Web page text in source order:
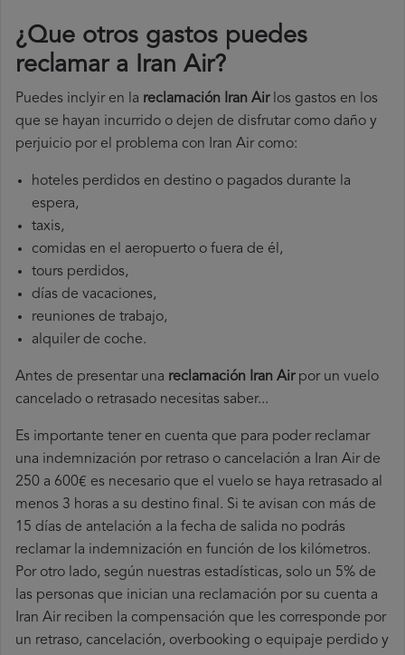
¿Que otros gastos puedes
reclamar a Iran Air​?
Puedes inclyir en la reclamación Iran Airlos gastos en los
que se hayan incurrido o dejen de disfrutar como daño y
perjuicio por el problema con Iran Air como:
hoteles perdidos en destino o pagados durante la
espera,
taxis,
comidas en el aeropuerto o fuera de él,
tours perdidos,
días de vacaciones,
reuniones de trabajo,
alquiler de coche.
Antes de presentar una reclamación Iran Airpor un vuelo
cancelado o retrasado necesitas saber...
Es importante tener en cuenta que para poder reclamar
una indemnización por retraso o cancelación a Iran Air de
250 a 600€ es necesario que el vuelo se haya retrasado al
menos 3 horas a su destino final. Si te avisan con más de
15 días de antelación a la fecha de salida no podrás
reclamar la indemnización en función de los kilómetros.
Por otro lado, según nuestras estadísticas, solo un 5% de
las personas que inician una reclamación por su cuenta a
Iran Air reciben la compensación que les corresponde por
un retraso, cancelación, overbooking o equipaje perdido y